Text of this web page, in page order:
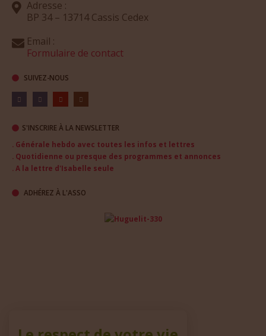
Adresse :
BP 34 – 13714 Cassis Cedex
Email :
Formulaire de contact
SUIVEZ-NOUS
S'INSCRIRE À LA NEWSLETTER
. Générale hebdo avec toutes les infos et lettres
. Quotidienne ou presque des programmes et annonces
. A la lettre d'Isabelle seule
ADHÉREZ À L'ASSO